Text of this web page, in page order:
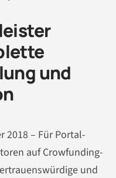
und
2018 – Für Portal-
auf Crowfunding-
und